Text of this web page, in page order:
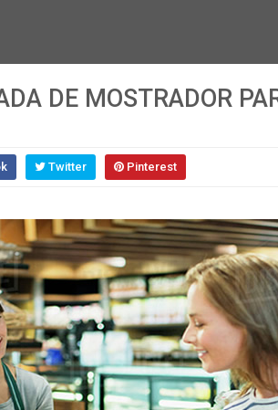
DE MOSTRADOR
Twitter Pinterest